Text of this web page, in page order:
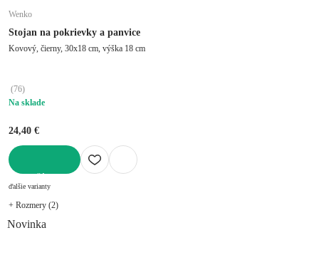
Wenko
Stojan na pokrievky a panvice
Kovový, čierny, 30x18 cm, výška 18 cm
(76)
Na sklade
24,40 €
ďalšie varianty
+ Rozmery (2)
Novinka